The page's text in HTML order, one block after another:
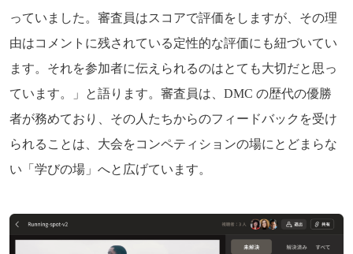
っていました。審査員はスコアで評価をしますが、その理
由はコメントに残されている定性的な評価にも紐づいてい
ます。それを参加者に伝えられるのはとても大切だと思っ
ています。」と語ります。審査員は、DMC の歴代の優勝
者が務めており、その人たちからのフィードバックを受け
られることは、大会をコンペティションの場にとどまらな
い「学びの場」へと広げています。